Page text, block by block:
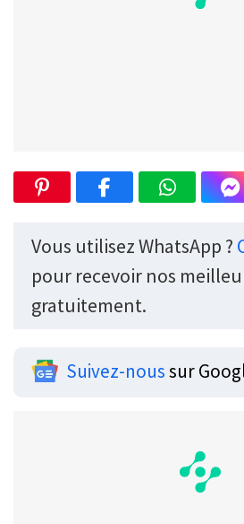
Vous utilisez WhatsApp ?
pour recevoir nos
gratuitement.
Suivez-noussur